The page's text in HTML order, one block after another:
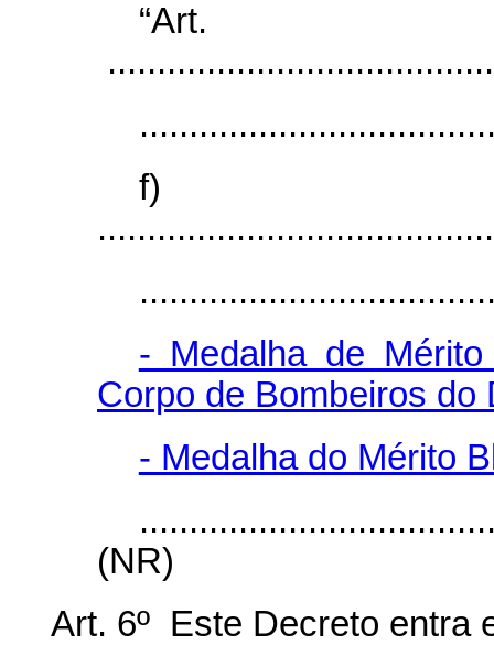
f)
- Medalha de
Corpo de Bombeiros do
- Medalha do Mérito
(NR)
Art. 6º Este Decreto entra